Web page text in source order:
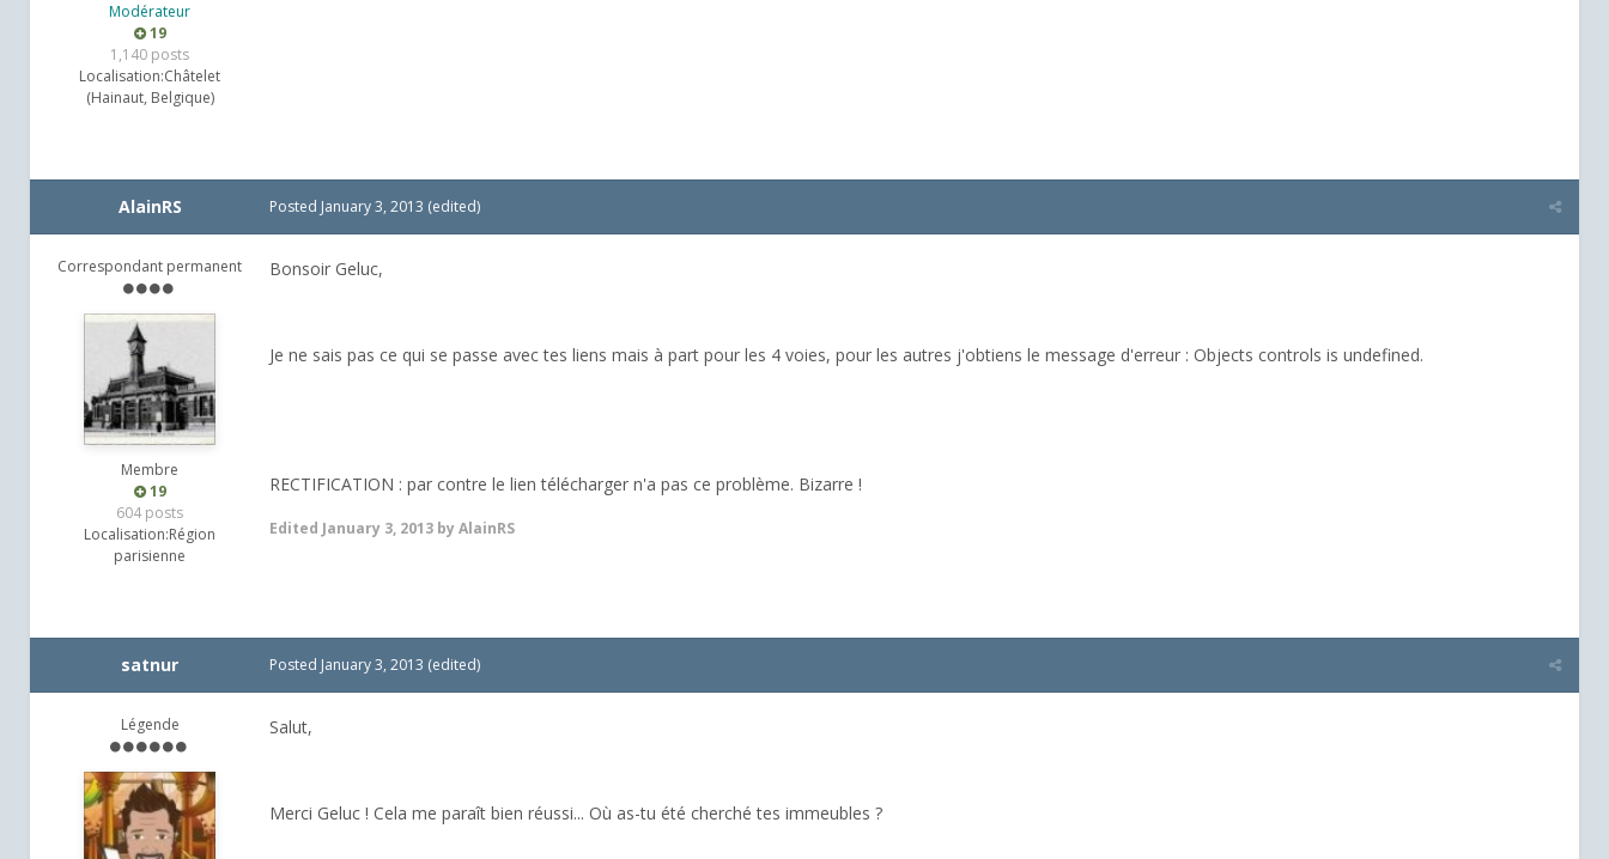
Modérateur
19
1,140 posts
Localisation:Châtelet
(Hainaut, Belgique)
AlainRS
Correspondant permanent
Membre
19
604 posts
Localisation:Région
parisienne
Posted January 3, 2013 (edited)
Bonsoir Geluc,
Je ne sais pas ce qui se passe avec tes liens mais à part pour les 4 voies, pour les autres j'obtiens le message d'erreur : Objects controls is undefined.
RECTIFICATION : par contre le lien télécharger n'a pas ce problème. Bizarre !
Edited January 3, 2013 by AlainRS
satnur
Légende
Posted January 3, 2013 (edited)
Salut,
Merci Geluc ! Cela me paraît bien réussi... Où as-tu été cherché tes immeubles ?